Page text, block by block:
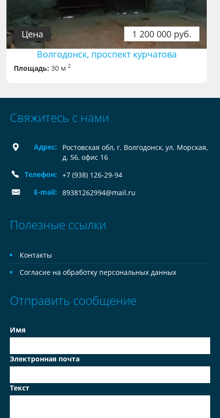
1 200 000 руб.
Цена
Волгодонск, проспект курчатова
Площадь: 30 м2
Свяжитесь с нами
Адрес:
Ростовская обл, г. Волгодонск, ул. Морская,
д. 56, офис 16
Телефон:
+7 (938) 126-29-94
E-mail:
89381262994@mail.ru
Полезные ссылки
Контакты
Согласие на обработку персональных данных
Отправить сообщение
Имя
Электронная почта
Текст